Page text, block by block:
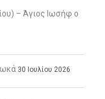
– Άγιος Ιωσήφ ο
30 Ιουλίου 2026